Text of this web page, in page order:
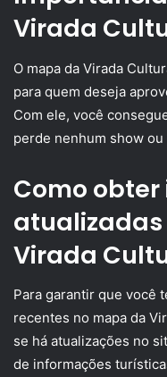
Virada
O mapa da Virada
para quem deseja
Com ele, você
perde nenhum show ou
Como
Virada
Para garantir que você
recentes no mapa da
se há atualizações no
de informações